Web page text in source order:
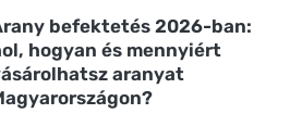
befektetés 2026-ban:
hogyan és mennyiért
aranyat